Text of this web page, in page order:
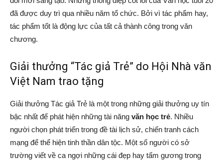
đã được duy trì qua nhiều năm tổ chức. Bởi vì tác phẩm hay,
tác phẩm tốt là động lực của tất cả thành công trong văn
chương.
Giải thưởng “Tác giả Trẻ” do Hội Nhà văn
Việt Nam trao tặng
Giải thưởng Tác giả Trẻ là một trong những giải thưởng uy tín
bậc nhất để phát hiện những tài năng văn học trẻ. Nhiều
người chọn phát triển trong đề tài lịch sử, chiến tranh cách
mạng để thể hiện tinh thần dân tộc. Một số người có sở
trường viết về ca ngợi những cái đẹp hay tấm gương trong